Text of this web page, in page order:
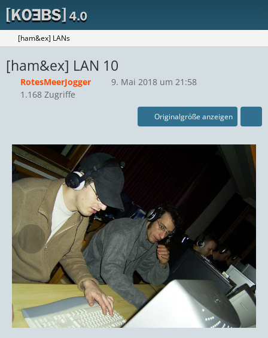
[ham&ex] LANs
[ham&ex] LAN 10
RotesMeerJogger
9. Mai 2018 um 21:58
1.168 Zugriffe
Originalgröße anzeigen